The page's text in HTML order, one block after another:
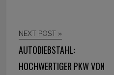
NEXT POST »
AUTODIEBSTAHL:
HOCHWERTIGER PKW VON